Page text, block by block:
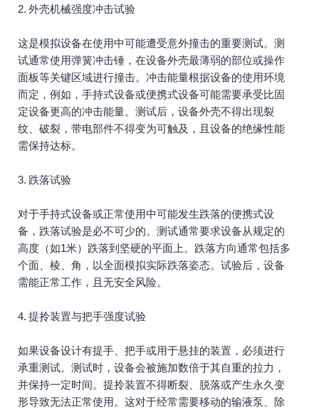
2. 外壳机械强度冲击试验
这是模拟设备在使用中可能遭受意外撞击的重要测试。测
试通常使用弹簧冲击锤，在设备外壳最薄弱的部位或操作
面板等关键区域进行撞击。冲击能量根据设备的使用环境
而定，例如，手持式设备或便携式设备可能需要承受比固
定设备更高的冲击能量。测试后，设备外壳不得出现裂
纹、破裂，带电部件不得变为可触及，且设备的绝缘性能
需保持达标。
3. 跌落试验
对于手持式设备或正常使用中可能发生跌落的便携式设
备，跌落试验是必不可少的。测试通常要求设备从规定的
高度（如1米）跌落到坚硬的平面上。跌落方向通常包括多
个面、棱、角，以全面模拟实际跌落姿态。试验后，设备
需能正常工作，且无安全风险。
4. 提拎装置与把手强度试验
如果设备设计有提手、把手或用于悬挂的装置，必须进行
承重测试。测试时，设备会被施加数倍于其自重的拉力，
并保持一定时间。提拎装置不得断裂、脱落或产生永久变
形导致无法正常使用。这对于经常需要移动的输液泵、除